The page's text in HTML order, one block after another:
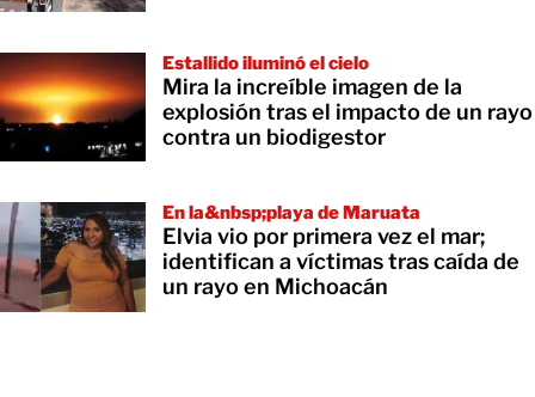
Estallido iluminó el cielo
Mira la increíble imagen de la
explosión tras el impacto de un rayo
contra un biodigestor
En la&nbsp;playa de Maruata
Elvia vio por primera vez el mar;
identifican a víctimas tras caída de
un rayo en Michoacán